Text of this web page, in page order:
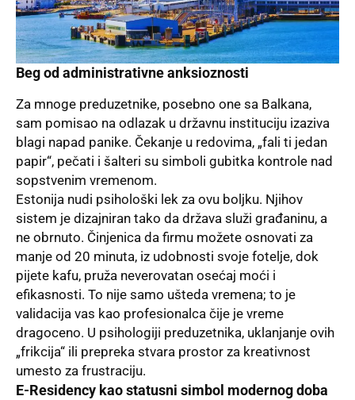
Beg od administrativne anksioznosti
Za mnoge preduzetnike, posebno one sa Balkana,
sam pomisao na odlazak u državnu instituciju izaziva
blagi napad panike. Čekanje u redovima, „fali ti jedan
papir“, pečati i šalteri su simboli gubitka kontrole nad
sopstvenim vremenom.
Estonija nudi psihološki lek za ovu boljku. Njihov
sistem je dizajniran tako da država služi građaninu, a
ne obrnuto. Činjenica da firmu možete osnovati za
manje od 20 minuta, iz udobnosti svoje fotelje, dok
pijete kafu, pruža neverovatan osećaj moći i
efikasnosti. To nije samo ušteda vremena; to je
validacija vas kao profesionalca čije je vreme
dragoceno. U psihologiji preduzetnika, uklanjanje ovih
„frikcija“ ili prepreka stvara prostor za kreativnost
umesto za frustraciju.
E-Residency kao statusni simbol modernog doba